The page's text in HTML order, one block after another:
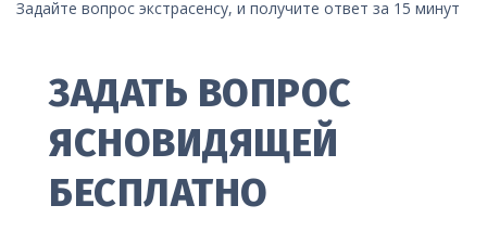
Задайте вопрос экстрасенсу, и получите ответ за 15 минут
ЗАДАТЬ ВОПРОС
ЯСНОВИДЯЩЕЙ
БЕСПЛАТНО